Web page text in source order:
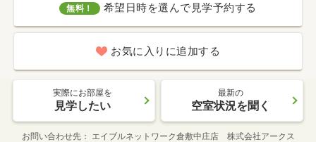
無料！ 希望日時を選んで見学予約する
お気に入りに追加する
実際にお部屋を
見学したい
最新の
空室状況を聞く
お問い合わせ先 エイブルネットワーク倉敷中庄店 株式会社アークス